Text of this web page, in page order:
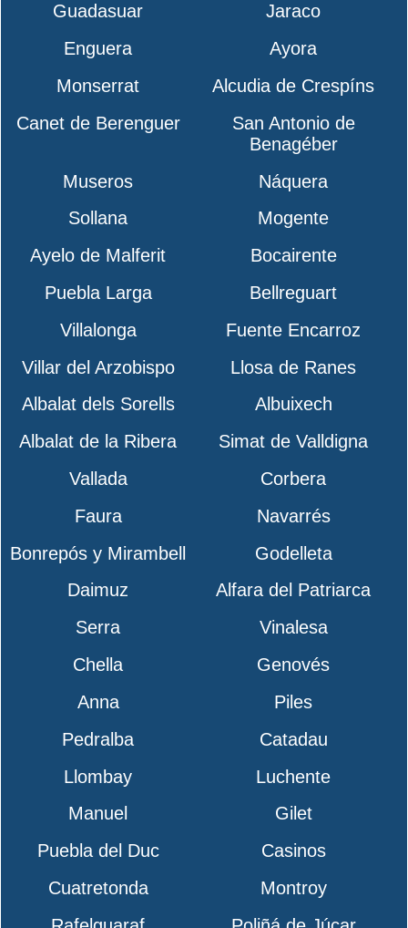
Guadasuar
Jaraco
Enguera
Ayora
Monserrat
Alcudia de Crespíns
Canet de Berenguer
San Antonio de
Benagéber
Museros
Náquera
Sollana
Mogente
Ayelo de Malferit
Bocairente
Puebla Larga
Bellreguart
Villalonga
Fuente Encarroz
Villar del Arzobispo
Llosa de Ranes
Albalat dels Sorells
Albuixech
Albalat de la Ribera
Simat de Valldigna
Vallada
Corbera
Faura
Navarrés
Bonrepós y Mirambell
Godelleta
Daimuz
Alfara del Patriarca
Serra
Vinalesa
Chella
Genovés
Anna
Piles
Pedralba
Catadau
Llombay
Luchente
Manuel
Gilet
Puebla del Duc
Casinos
Cuatretonda
Montroy